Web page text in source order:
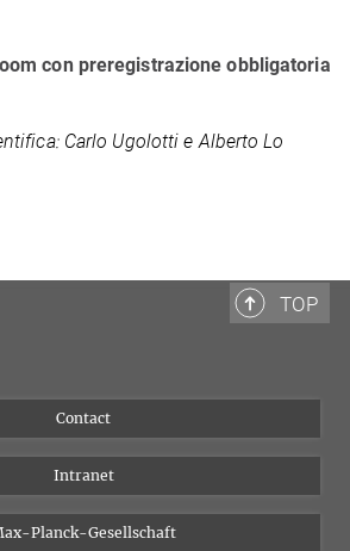
con preregistrazione obbligatoria
Carlo Ugolotti e Alberto Lo
TOP
Contact
Intranet
Planck-Gesellschaft